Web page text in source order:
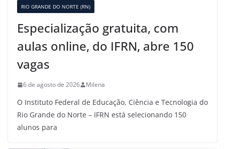
RIO GRANDE DO NORTE (RN)
Especialização gratuita, com
aulas online, do IFRN, abre 150
vagas
6 de agosto de 2026 Milena
O Instituto Federal de Educação, Ciência e Tecnologia do
Rio Grande do Norte – IFRN está selecionando 150
alunos para